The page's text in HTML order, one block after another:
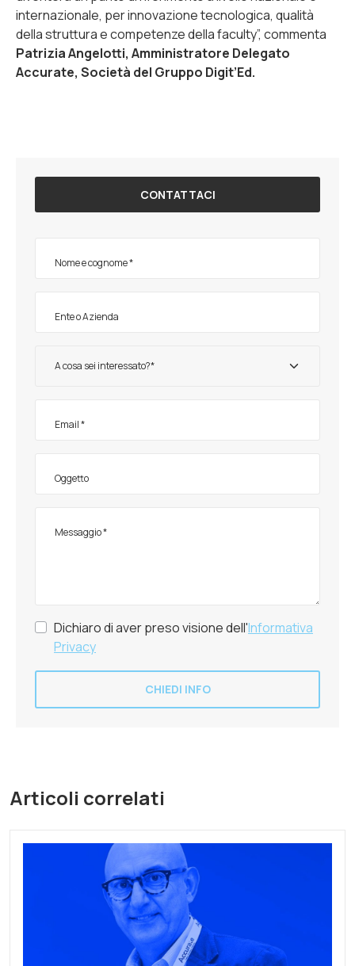
internazionale, per innovazione tecnologica, qualità
della struttura e competenze della faculty”, commenta
Patrizia Angelotti, Amministratore Delegato
Accurate, Società del Gruppo Digit’Ed.
CONTATTACI
A cosa sei interessato?*
Dichiaro di aver preso visione dell'Informativa
Privacy
CHIEDI INFO
Articoli correlati